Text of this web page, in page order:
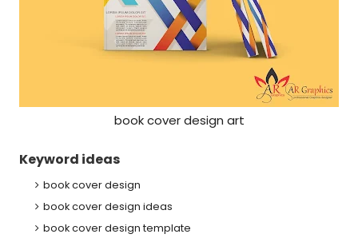
book cover design art
Keyword ideas
book cover design
book cover design ideas
book cover design template